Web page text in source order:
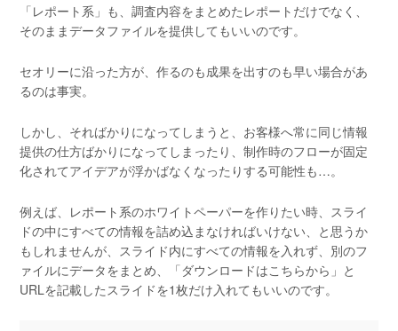
「レポート系」も、調査内容をまとめたレポートだけでなく、
そのままデータファイルを提供してもいいのです。
セオリーに沿った方が、作るのも成果を出すのも早い場合があ
るのは事実。
しかし、そればかりになってしまうと、お客様へ常に同じ情報
提供の仕方ばかりになってしまったり、制作時のフローが固定
化されてアイデアが浮かばなくなったりする可能性も…。
例えば、レポート系のホワイトペーパーを作りたい時、スライ
ドの中にすべての情報を詰め込まなければいけない、と思うか
もしれませんが、スライド内にすべての情報を入れず、別のフ
ァイルにデータをまとめ、「ダウンロードはこちらから」と
URLを記載したスライドを1枚だけ入れてもいいのです。